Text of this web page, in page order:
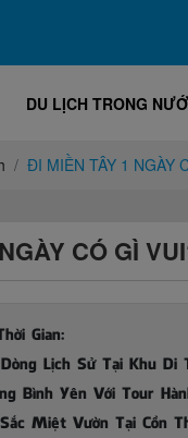
DU LỊCH TRONG
ĐI MIỀN TÂY 1 NGÀY
CÓ GÌ
Gian:
Lịch Sử Tại Khu
Bình Yên Với Tour
Miệt Vườn Tại Cồn